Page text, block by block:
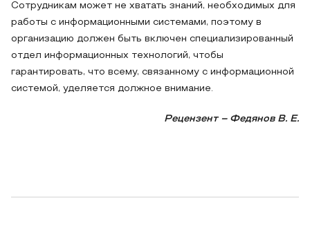
Сотрудникам может не хватать знаний, необходимых для
работы с информационными системами, поэтому в
организацию должен быть включен специализированный
отдел информационных технологий, чтобы
гарантировать, что всему, связанному с информационной
системой, уделяется должное внимание.
Рецензент – Федянов В. Е.